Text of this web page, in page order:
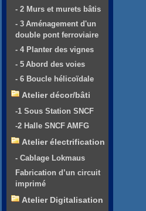
- 2 Murs et murets bâtis
- 3 Aménagement d'un
double pont ferroviaire
- 4 Planter des vignes
- 5 Abord des voies
- 6 Boucle hélicoïdale
Atelier décor/bâti
-1 Sous Station SNCF
-2 Halle SNCF AMFG
Atelier électrification
- Cablage Lokmaus
Fabrication d’un circuit
imprimé
Atelier Digitalisation